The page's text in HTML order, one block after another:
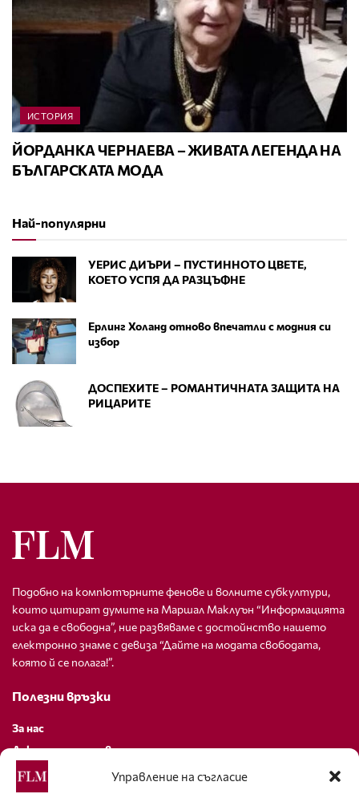
Управление на съгласие
ИСТОРИЯ
ЙОРДАНКА ЧЕРНАЕВА – ЖИВАТА ЛЕГЕНДА НА
БЪЛГАРСКАТА МОДА
Най-популярни
УЕРИС ДИЪРИ – ПУСТИННОТО ЦВЕТЕ,
КОЕТО УСПЯ ДА РАЗЦЪФНЕ
Ерлинг Холанд отново впечатли с модния си
избор
ДОСПЕХИТЕ – РОМАНТИЧНАТА ЗАЩИТА НА
РИЦАРИТЕ
Подобно на компютърните фенове и волните субкултури,
които цитират думите на Маршал Маклуън “Информацията
иска да е свободна”, ние развяваме с достойнство нашето
електронно знаме с девиза “Дайте на модата свободата,
която й се полага!”.
Полезни връзки
За нас
Декларация за поверителност
Политика за бисквитки